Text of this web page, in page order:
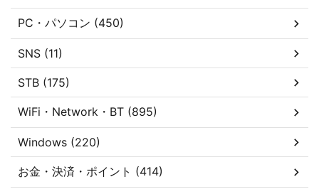
PC・パソコン (450)
SNS (11)
STB (175)
WiFi・Network・BT (895)
Windows (220)
お金・決済・ポイント (414)